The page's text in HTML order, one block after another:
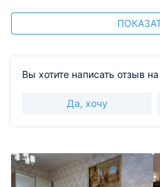
Вы хотите написать отзыв
Да, хочу